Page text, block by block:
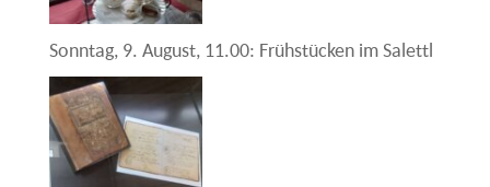
Sonntag, 9. August, 11.00: Frühstücken im Salettl